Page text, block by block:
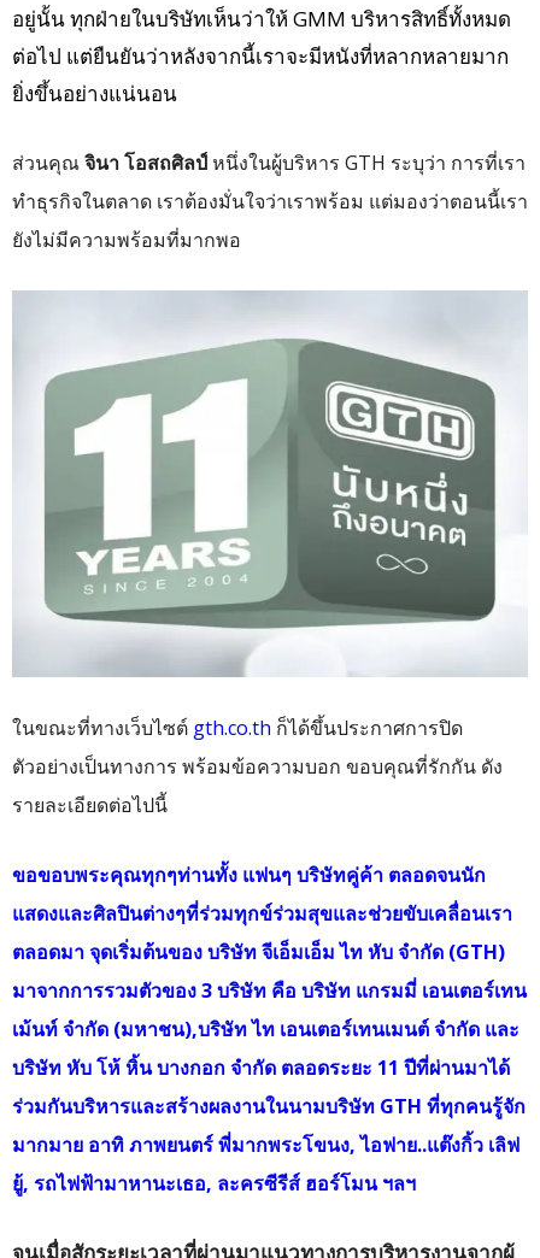
อยู่นั้น ทุกฝ่ายในบริษัทเห็นว่าให้ GMM บริหารสิทธิ์ทั้งหมด
ต่อไป แต่ยืนยันว่าหลังจากนี้เราจะมีหนังที่หลากหลายมาก
ยิ่งขึ้นอย่างแน่นอน
ส่วนคุณจินา โอสถศิลป์หนึ่งในผู้บริหาร GTH ระบุว่า การที่เรา
ทำธุรกิจในตลาด เราต้องมั่นใจว่าเราพร้อม แต่มองว่าตอนนี้เรา
ยังไม่มีความพร้อมที่มากพอ
ในขณะที่ทางเว็บไซต์ gth.co.th ก็ได้ขึ้นประกาศการปิด
ตัวอย่างเป็นทางการ พร้อมข้อความบอก ขอบคุณที่รักกัน ดัง
รายละเอียดต่อไปนี้
ขอขอบพระคุณทุกๆท่านทั้ง แฟนๆ บริษัทคู่ค้า ตลอดจนนัก
แสดงและศิลปินต่างๆที่ร่วมทุกข์ร่วมสุขและช่วยขับเคลื่อนเรา
ตลอดมา จุดเริ่มต้นของ บริษัท จีเอ็มเอ็ม ไท หับ จำกัด (GTH)
มาจากการรวมตัวของ 3 บริษัท คือ บริษัท แกรมมี่ เอนเตอร์เทน
เม้นท์ จำกัด (มหาชน),บริษัท ไท เอนเตอร์เทนเมนต์ จำกัด และ
บริษัท หับ โห้ หิ้น บางกอก จำกัด ตลอดระยะ 11 ปีที่ผ่านมาได้
ร่วมกันบริหารและสร้างผลงานในนามบริษัท GTH ที่ทุกคนรู้จัก
มากมาย อาทิ ภาพยนตร์ พี่มากพระโขนง, ไอฟาย..แต๊งกิ้ว เลิฟ
ยู้, รถไฟฟ้ามาหานะเธอ, ละครซีรีส์ ฮอร์โมน ฯลฯ